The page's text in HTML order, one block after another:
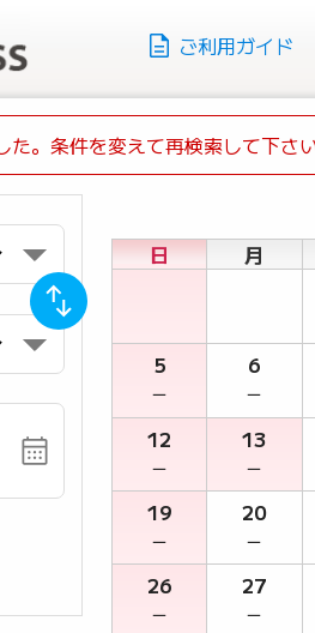
ご利用ガイド
。条件を変えて再検索して下さい
日 月
5
－
6
－
12
－
13
－
19
－
20
－
26
－
27
－